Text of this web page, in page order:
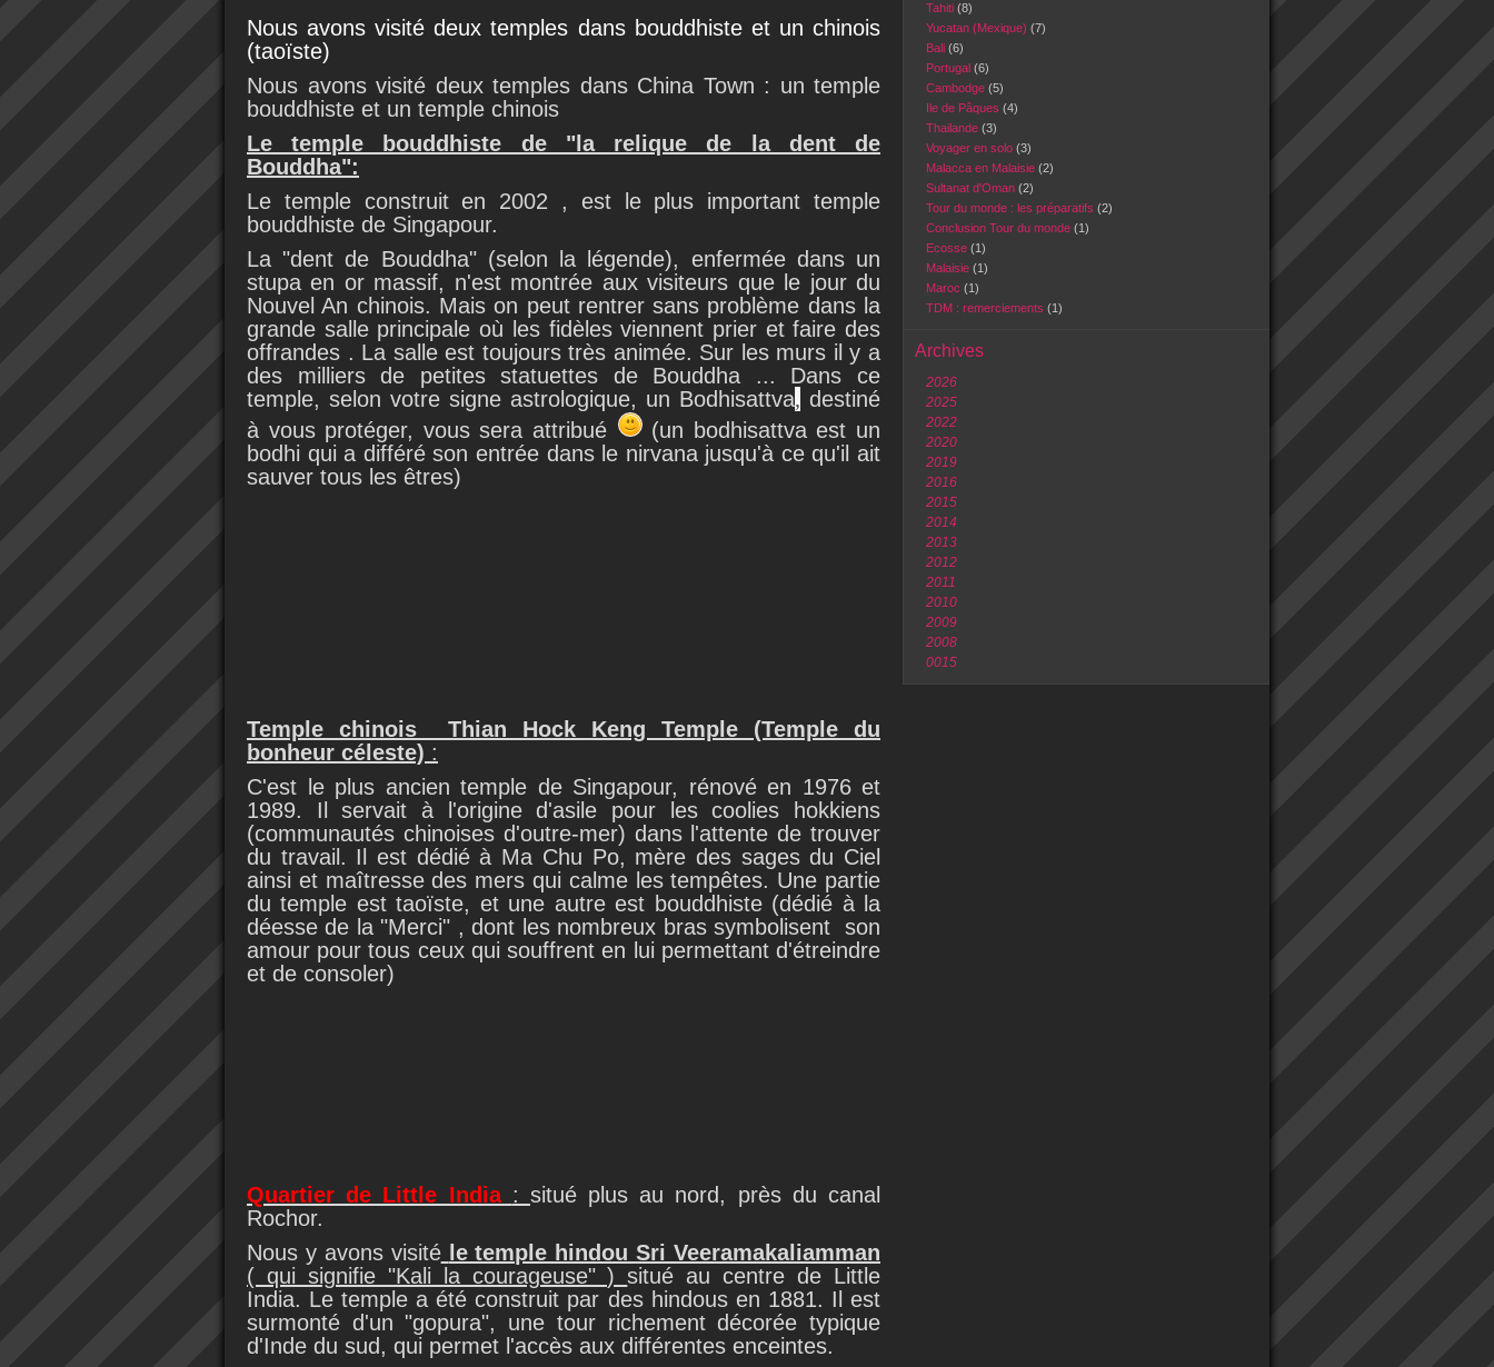
Nous avons visité deux temples dans bouddhiste et un chinois
(taoïste)
Nous avons visité deux temples dans China Town : un temple
bouddhiste et un temple chinois
Le temple bouddhiste de "la relique de la dent de
Bouddha":
Le temple construit en 2002 , est le plus important temple
bouddhiste de Singapour.
La "dent de Bouddha" (selon la légende), enfermée dans un
stupa en or massif, n'est montrée aux visiteurs que le jour du
Nouvel An chinois. Mais on peut rentrer sans problème dans la
grande salle principale où les fidèles viennent prier et faire des
offrandes . La salle est toujours très animée. Sur les murs il y a
des milliers de petites statuettes de Bouddha ... Dans ce
temple, selon votre signe astrologique, un Bodhisattva, destiné
à vous protéger, vous sera attribué
(un bodhisattva est un
bodhi qui a différé son entrée dans le nirvana jusqu'à ce qu'il ait
sauver tous les êtres)
Temple chinois Thian Hock Keng Temple (Temple du
bonheur céleste) :
C'est le plus ancien temple de Singapour, rénové en 1976 et
1989. Il servait à l'origine d'asile pour les coolies hokkiens
(communautés chinoises d'outre-mer) dans l'attente de trouver
du travail. Il est dédié à Ma Chu Po, mère des sages du Ciel
ainsi et maîtresse des mers qui calme les tempêtes. Une partie
du temple est taoïste, et une autre est bouddhiste (dédié à la
déesse de la "Merci" , dont les nombreux bras symbolisent son
amour pour tous ceux qui souffrent en lui permettant d'étreindre
et de consoler)
Quartier de Little India : situé plus au nord, près du canal
Rochor.
Nous y avons visité
le temple hindou Sri Veeramakaliamman
( qui signifie "Kali la courageuse" )situé au centre de Little
India. Le temple a été construit par des hindous en 1881. Il est
surmonté d'un "gopura", une tour richement décorée typique
d'Inde du sud, qui permet l'accès aux différentes enceintes.
Tahiti (8)
Yucatan (Mexique) (7)
Bali (6)
Portugal (6)
Cambodge (5)
Ile de Pâques (4)
Thailande (3)
Voyager en solo (3)
Malacca en Malaisie (2)
Sultanat d'Oman (2)
Tour du monde : les préparatifs (2)
Conclusion Tour du monde (1)
Ecosse (1)
Malaisie (1)
Maroc (1)
TDM : remerciements (1)
Archives
2026
2025
2022
2020
2019
2016
2015
2014
2013
2012
2011
2010
2009
2008
0015